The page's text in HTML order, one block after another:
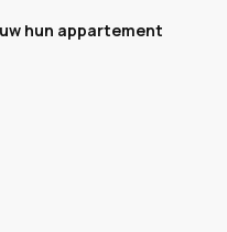
hun appartement